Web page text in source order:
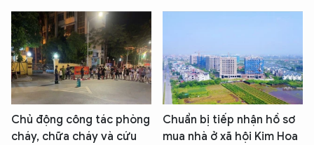
Chủ động công tác phòng
cháy, chữa cháy và cứu
Chuẩn bị tiếp nhận hồ sơ
mua nhà ở xã hội Kim Hoa